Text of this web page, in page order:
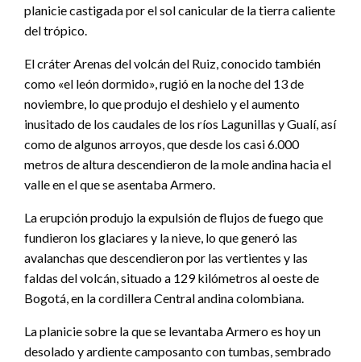
planicie castigada por el sol canicular de la tierra caliente
del trópico.
El cráter Arenas del volcán del Ruiz, conocido también
como «el león dormido», rugió en la noche del 13 de
noviembre, lo que produjo el deshielo y el aumento
inusitado de los caudales de los ríos Lagunillas y Gualí, así
como de algunos arroyos, que desde los casi 6.000
metros de altura descendieron de la mole andina hacia el
valle en el que se asentaba Armero.
La erupción produjo la expulsión de flujos de fuego que
fundieron los glaciares y la nieve, lo que generó las
avalanchas que descendieron por las vertientes y las
faldas del volcán, situado a 129 kilómetros al oeste de
Bogotá, en la cordillera Central andina colombiana.
La planicie sobre la que se levantaba Armero es hoy un
desolado y ardiente camposanto con tumbas, sembrado